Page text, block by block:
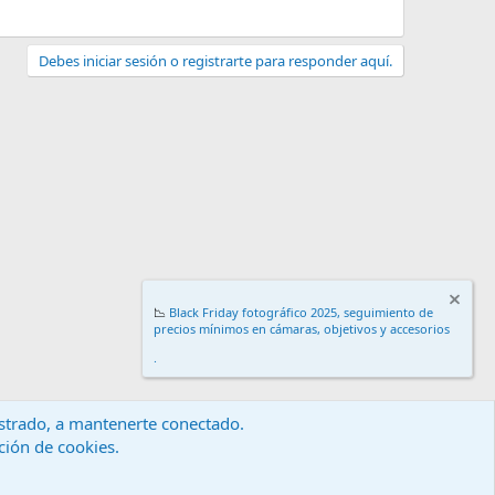
Debes iniciar sesión o registrarte para responder aquí.
y reglas
📉 Black Friday fotográfico 2025, seguimiento de
precios mínimos en cámaras, objetivos y accesorios
.
a mantenerte conectado.
de cookies.